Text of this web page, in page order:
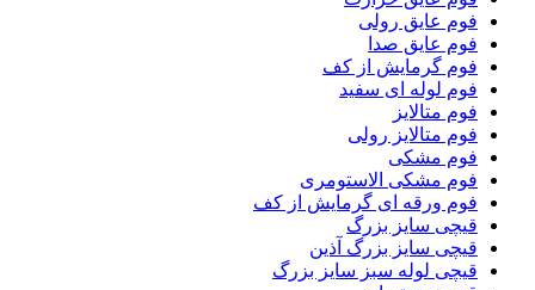
فوم عایق رولی
فوم عایق صدا
فوم گرمایش از کف
فوم لوله ای سفید
فوم متالایز
فوم متالایز رولی
فوم مشکی
فوم مشکی الاستومری
فوم ورقه ای گرمایش از کف
قیچی سایز بزرگ
قیچی سایز بزرگ آذین
قیچی لوله سبز سایز بزرگ